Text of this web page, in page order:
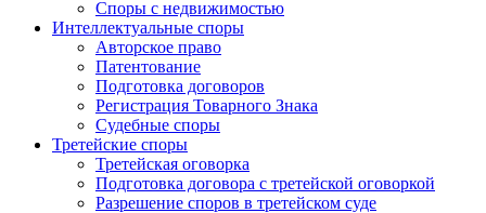
Cпоры с недвижимостью
Интеллектуальные споры
Авторское право
Патентование
Подготовка договоров
Регистрация Товарного Знака
Судебные споры
Третейские споры
Третейская оговорка
Подготовка договора с третейской оговоркой
Разрешение споров в третейском суде